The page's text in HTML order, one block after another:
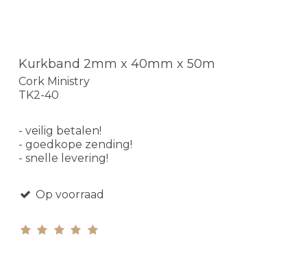
Kurkband 2mm x 40mm x 50m
Cork Ministry
TK2-40
- veilig betalen!
- goedkope zending!
- snelle levering!
Op voorraad